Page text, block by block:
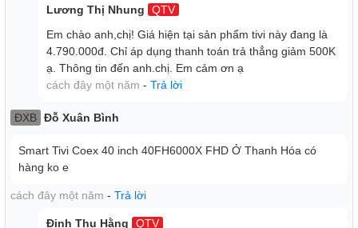
Lương Thị Nhung
QTV
Em chào anh,chị! Giá hiện tại sản phẩm tivi này đang là
4.790.000đ. Chỉ áp dụng thanh toán trả thẳng giảm 500K
ạ. Thông tin đến anh.chị. Em cảm ơn ạ
cách đây một năm - Trả lời
ĐXB Đỗ Xuân Bình
Smart Tivi Coex 40 inch 40FH6000X FHD Ở Thanh Hóa có
hàng ko e
cách đây một năm - Trả lời
Đinh Thu Hằng
QTV